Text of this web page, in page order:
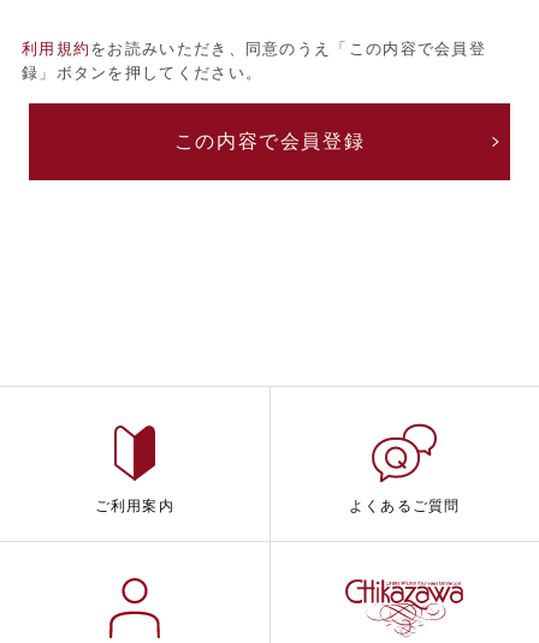
利用規約 をお読みいただき、同意のうえ「この内容で会員登
録」ボタンを押してください。
ご利用案内 よくあるご質問